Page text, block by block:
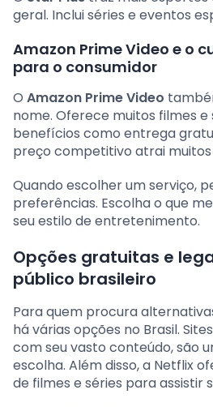
geral. Inclui séries e eventos
Amazon Prime Video e o
para o consumidor
O Amazon Prime Video
nome. Oferece muitos filmes e
benefícios como entrega
preço competitivo atrai muitos
Quando escolher um serviço,
preferências. Escolha o que
seu estilo de entretenimento.
Opções gratuitas e
público brasileiro
Para quem procura
há várias opções no Brasil.
com seu vasto conteúdo, são
escolha. Além disso, a Netflix
de filmes e séries para assistir